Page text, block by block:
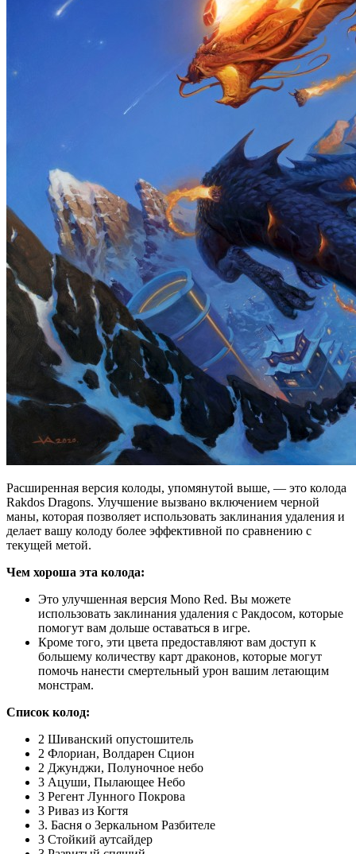
Расширенная версия колоды, упомянутой выше, — это колода
Rakdos Dragons. Улучшение вызвано включением черной
маны, которая позволяет использовать заклинания удаления и
делает вашу колоду более эффективной по сравнению с
текущей метой.
Чем хороша эта колода:
Это улучшенная версия Mono Red. Вы можете
использовать заклинания удаления с Ракдосом, которые
помогут вам дольше оставаться в игре.
Кроме того, эти цвета предоставляют вам доступ к
большему количеству карт драконов, которые могут
помочь нанести смертельный урон вашим летающим
монстрам.
Список колод:
2 Шиванский опустошитель
2 Флориан, Волдарен Сцион
2 Джунджи, Полуночное небо
3 Ацуши, Пылающее Небо
3 Регент Лунного Покрова
3 Риваз из Когтя
3. Басня о Зеркальном Разбителе
3 Стойкий аутсайдер